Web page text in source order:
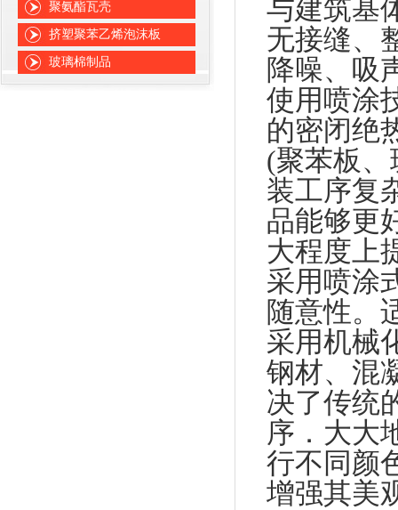
聚氨酯瓦壳
挤塑聚苯乙烯泡沫板
玻璃棉制品
与建筑基
无接缝、
降噪、吸
使用喷涂
的密闭绝
(聚苯板
装工序复
品能够更
大程度上
采用喷涂
随意性。
采用机械
钢材、混
决了传统
序．大大
行不同颜
增强其美